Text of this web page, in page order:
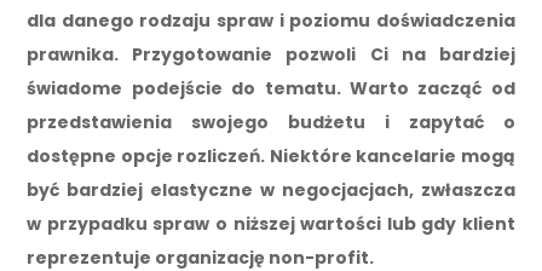
dla danego rodzaju spraw i poziomu doświadczenia
prawnika. Przygotowanie pozwoli Ci na bardziej
świadome podejście do tematu. Warto zacząć od
przedstawienia swojego budżetu i zapytać o
dostępne opcje rozliczeń. Niektóre kancelarie mogą
być bardziej elastyczne w negocjacjach, zwłaszcza
w przypadku spraw o niższej wartości lub gdy klient
reprezentuje organizację non-profit.